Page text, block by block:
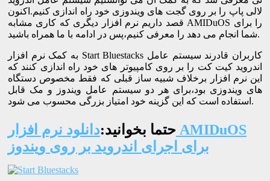
لالی پاپ را بر روی گجت های ویندوزی خود راه اندازی کنیم.اکنون
قصد داریم نرم افزار دیگری که کاری مشابه AMIDuOS را برای
شما انجام می دهد را معرفی کنیم،پس در ادامه با ما همراه باشید.
به کمک نرم افزار Start Bluestacks کاربران قادرند سیستم عامل
اندروید کیت کت را بر روی کامپیوتر های خود راه اندازی کنند که
این نرم افزار برخلاف شبیه ساز قبلی که فقط مخصوص دستگاه
های ویندوزی بود،برای هر دو سیستم عامل ویندوز و مک قابل
استفاده است که این گزینه خود امتیاز بزرگی محسوب می شود.
حتما بخوانید:دانلود نرم افزار AMIDuOS
برای اجرای اندروید بر روی ویندوز